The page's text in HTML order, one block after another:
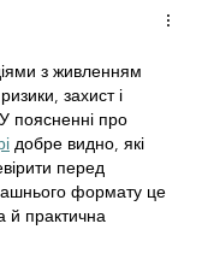
з живленням
захист і
поясненні про
добре видно, які
перед
формату це
й практична